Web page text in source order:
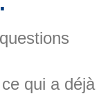
qui a déjà